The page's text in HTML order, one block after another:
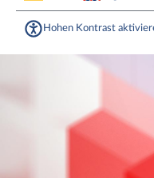
Hohen Kontrast